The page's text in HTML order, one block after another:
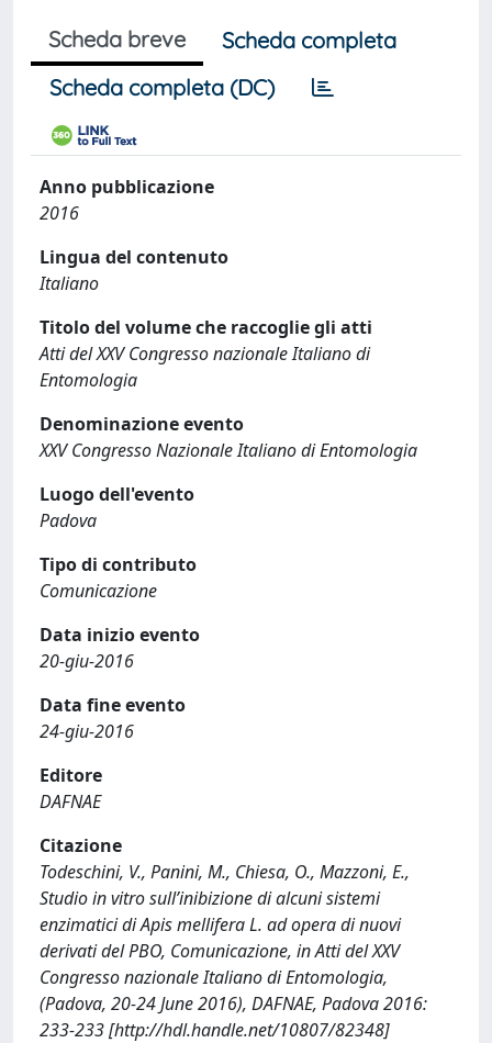
Scheda breve
Scheda completa
Scheda completa (DC)
Anno pubblicazione
2016
Lingua del contenuto
Italiano
Titolo del volume che raccoglie gli atti
Atti del XXV Congresso nazionale Italiano di
Entomologia
Denominazione evento
XXV Congresso Nazionale Italiano di Entomologia
Luogo dell'evento
Padova
Tipo di contributo
Comunicazione
Data inizio evento
20-giu-2016
Data fine evento
24-giu-2016
Editore
DAFNAE
Citazione
Todeschini, V., Panini, M., Chiesa, O., Mazzoni, E.,
Studio in vitro sull’inibizione di alcuni sistemi
enzimatici di Apis mellifera L. ad opera di nuovi
derivati del PBO, Comunicazione, in Atti del XXV
Congresso nazionale Italiano di Entomologia,
(Padova, 20-24 June 2016), DAFNAE, Padova 2016:
233-233 [http://hdl.handle.net/10807/82348]